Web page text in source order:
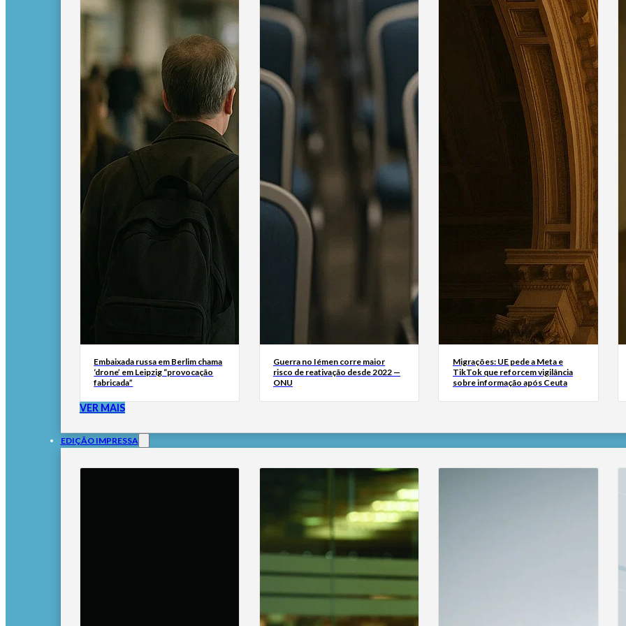
Embaixada russa em Berlim chama
‘drone’ em Leipzig “provocação
fabricada”
Guerra no Iémen corre maior
risco de reativação desde 2022 —
ONU
Migrações: UE pede a Meta e
TikTok que reforcem vigilância
sobre informação após Ceuta
VER MAIS
EDIÇÃO IMPRESSA